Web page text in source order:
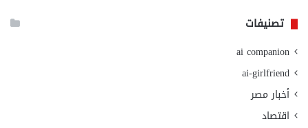
تصنيفات
ai companion
ai-girlfriend
أخبار مصر
اقتصاد